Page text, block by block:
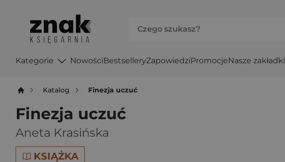
Kategorie NowościBestselleryZapowiedziPromocjeNasze zakładki
Katalog Finezja uczuć
Finezja uczuć
Aneta Krasińska
KSIĄŻKA